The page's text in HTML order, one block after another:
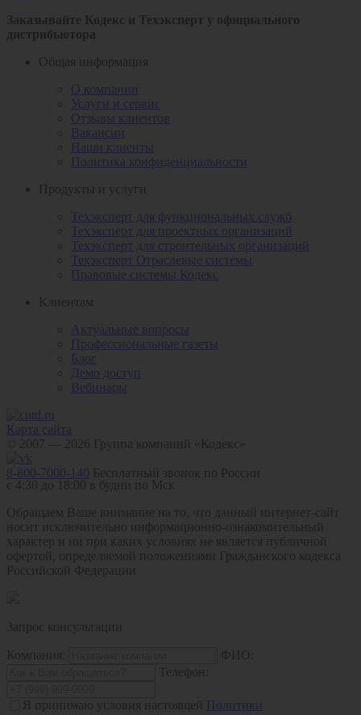
Заказывайте Кодекс и Техэксперт у официального
дистрибьютора
Общая информация
О компании
Услуги и сервис
Отзывы клиентов
Вакансии
Наши клиенты
Политика конфиденциальности
Продукты и услуги
Техэксперт для функциональных служб
Техэксперт для проектных организаций
Техэксперт для строительных организаций
Техэксперт Отраслевые системы
Правовые системы Кодекс
Клиентам
Актуальные вопросы
Профессиональные газеты
Блог
Демо доступ
Вебинары
Карта сайта
© 2007 — 2026 Группа компаний «Кодекс»
8-800-7000-140 Бесплатный звонок по России
с 4:30 до 18:00 в будни по Мск
Обращаем Ваше внимание на то, что данный интернет-сайт
носит исключительно информационно-ознакомительный
характер и ни при каких условиях не является публичной
офертой, определяемой положениями Гражданского кодекса
Российской Федерации
Запрос консультации
Компания:
ФИО:
Телефон:
Я принимаю условия настоящей Политики